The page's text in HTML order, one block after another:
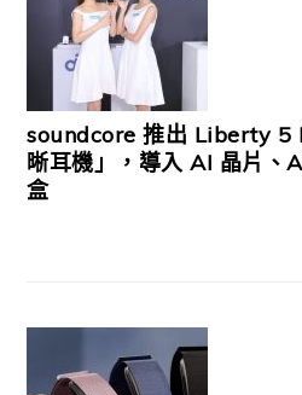
soundcore 推出 Liberty 5
晰耳機」，導入 AI 晶片、
盒